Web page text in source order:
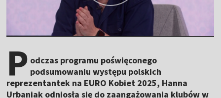
P odczas programu poświęconego
podsumowaniu występu polskich
reprezentantek na EURO Kobiet 2025, Hanna
Urbaniak odniosła się do zaangażowania klubów w